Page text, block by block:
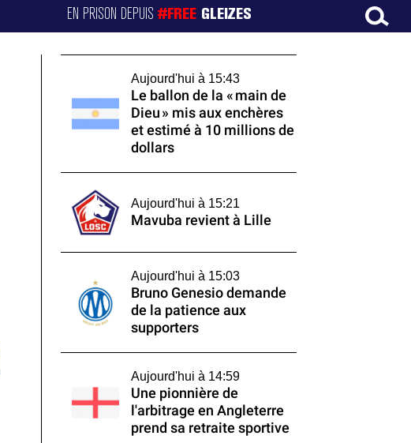
EN PRISON DEPUIS#FREE GLEIZES
Aujourd'hui à 15:43
Le ballon de la « main de
Dieu » mis aux enchères
et estimé à 10 millions de
dollars
Aujourd'hui à 15:21
Mavuba revient à Lille
Aujourd'hui à 15:03
Bruno Genesio demande
de la patience aux
supporters
Aujourd'hui à 14:59
Une pionnière de
l'arbitrage en Angleterre
prend sa retraite sportive